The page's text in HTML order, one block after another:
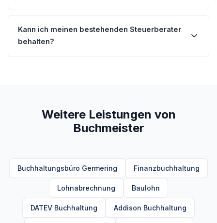
Kann ich meinen bestehenden Steuerberater
behalten?
Weitere Leistungen von
Buchmeister
Buchhaltungsbüro Germering Finanzbuchhaltung
Lohnabrechnung Baulohn
DATEV Buchhaltung Addison Buchhaltung